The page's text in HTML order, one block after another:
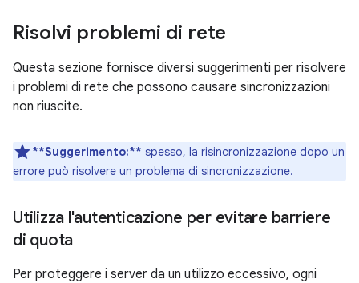
Risolvi problemi di rete
Questa sezione fornisce diversi suggerimenti per risolvere
i problemi di rete che possono causare sincronizzazioni
non riuscite.
**Suggerimento:** spesso, la risincronizzazione dopo un
errore può risolvere un problema di sincronizzazione.
Utilizza l'autenticazione per evitare barriere
di quota
Per proteggere i server da un utilizzo eccessivo, ogni